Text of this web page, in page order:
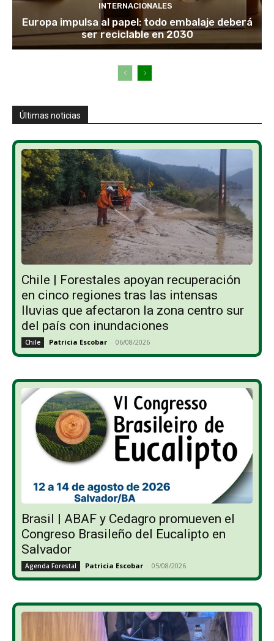
INTERNACIONALES
Europa impulsa al papel: todo embalaje deberá
ser reciclable en 2030
Últimas noticias
Chile | Forestales apoyan recuperación
en cinco regiones tras las intensas
lluvias que afectaron la zona centro sur
del país con inundaciones
Chile Patricia Escobar - 06/08/2026
Brasil | ABAF y Cedagro promueven el
Congreso Brasileño del Eucalipto en
Salvador
Agenda Forestal Patricia Escobar - 05/08/2026